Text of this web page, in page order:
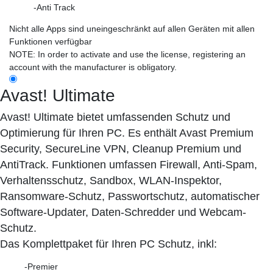
-Anti Track
Nicht alle Apps sind uneingeschränkt auf allen Geräten mit allen
Funktionen verfügbar
NOTE: In order to activate and use the license, registering an
account with the manufacturer is obligatory.
Avast! Ultimate
Avast! Ultimate bietet umfassenden Schutz und
Optimierung für Ihren PC. Es enthält Avast Premium
Security, SecureLine VPN, Cleanup Premium und
AntiTrack. Funktionen umfassen Firewall, Anti-Spam,
Verhaltensschutz, Sandbox, WLAN-Inspektor,
Ransomware-Schutz, Passwortschutz, automatischer
Software-Updater, Daten-Schredder und Webcam-
Schutz.
Das Komplettpaket für Ihren PC Schutz, inkl:
-Premier